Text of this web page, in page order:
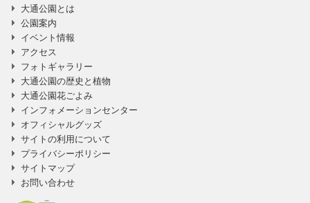
大通公園とは
公園案内
イベント情報
アクセス
フォトギャラリー
大通公園の歴史と植物
大通公園花ごよみ
インフォメーションセンター
オフィシャルグッズ
サイトの利用について
プライバシーポリシー
サイトマップ
お問い合わせ